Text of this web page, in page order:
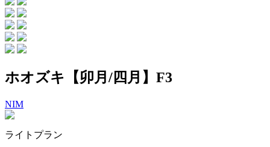
ホオズキ【卯月/四月】F3
NIM
ライトプラン